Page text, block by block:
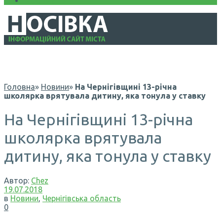
Головна» Новини» На Чернігівщині 13-річна
школярка врятувала дитину, яка тонула у ставку
На Чернігівщині 13-річна
школярка врятувала
дитину, яка тонула у ставку
Автор: Chez
19.07.2018
в Новини, Чернігівська область
0